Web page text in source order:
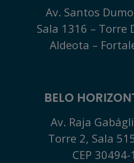
Av. Santos
Sala 1316 – Torre
Aldeota –
BELO
Av. Raja
Torre 2, Sala
CEP